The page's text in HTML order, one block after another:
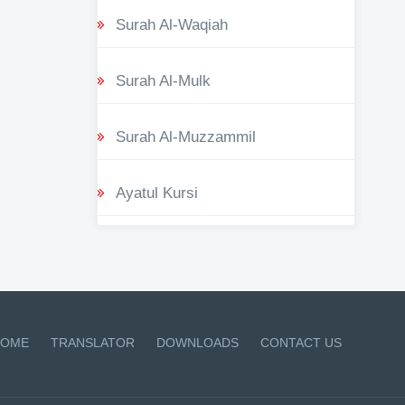
Surah Al-Waqiah
Surah Al-Mulk
Surah Al-Muzzammil
Ayatul Kursi
TRANSLATOR DOWNLOADS CONTACT US